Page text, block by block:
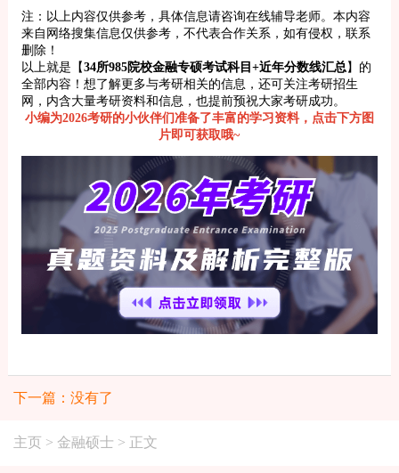
注：以上内容仅供参考，具体信息请咨询在线辅导老师。本内容
来自网络搜集信息仅供参考，不代表合作关系，如有侵权，联系
删除！
以上就是【34所985院校金融专硕考试科目+近年分数线汇总】的
全部内容！想了解更多与考研相关的信息，还可关注考研招生
网，内含大量考研资料和信息，也提前预祝大家考研成功。
小编为2026考研的小伙伴们准备了丰富的学习资料，点击下方图
片即可获取哦~
下一篇：没有了
主页 > 金融硕士 > 正文